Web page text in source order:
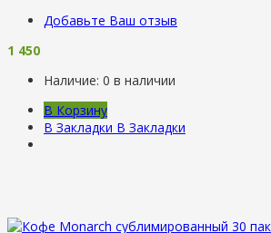
Добавьте Ваш отзыв
1 450
Наличие: 0 в наличии
В Корзину
В Закладки В Закладки